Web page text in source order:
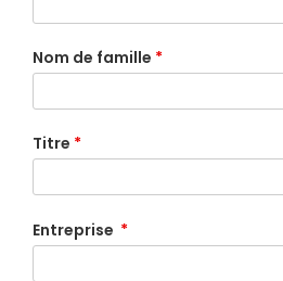
Nom de famille *
Titre *
Entreprise *